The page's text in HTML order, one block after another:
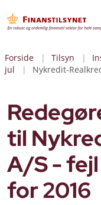
Forside Tilsyn
jul
Nykredit-
til
A/S -
for 2016